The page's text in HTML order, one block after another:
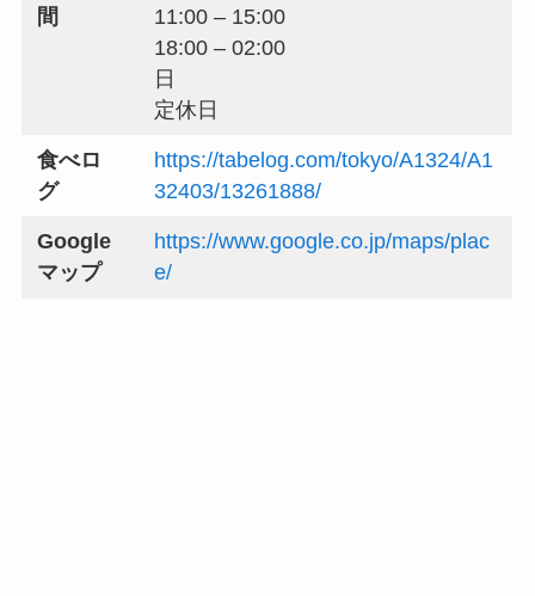
間
11:00 – 15:00
18:00 – 02:00
日
定休日
食べロ
グ
https://tabelog.com/tokyo/A1324/A1
32403/13261888/
Google
マップ
https://www.google.co.jp/maps/plac
e/